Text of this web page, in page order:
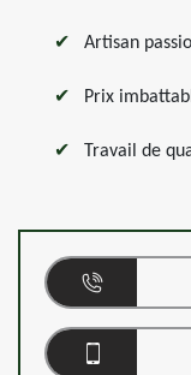
Artisan
Prix
Travail de